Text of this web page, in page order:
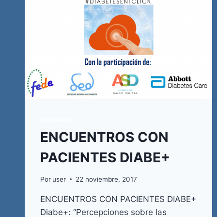
ENCUENTROS CON
PACIENTES DIABE+
Por user 22 noviembre, 2017
ENCUENTROS CON PACIENTES DIABE+
Diabe+: “Percepciones sobre las